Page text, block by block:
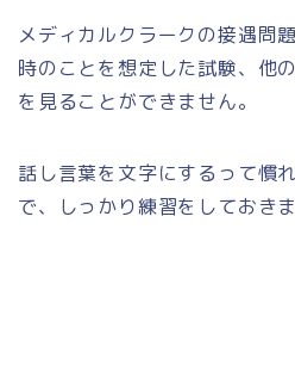
メディカルクラークの接遇問
時のことを想定した試験、他
を見ることができません。
話し言葉を文字にするって慣
で、しっかり練習をしておき